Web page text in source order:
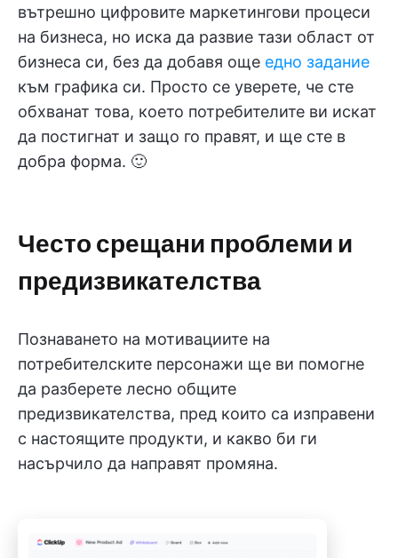
вътрешно цифровите маркетингови процеси
на бизнеса, но иска да развие тази област от
бизнеса си, без да добавя още едно задание
към графика си. Просто се уверете, че сте
обхванат това, което потребителите ви искат
да постигнат и защо го правят, и ще сте в
добра форма. 🙂
Често срещани проблеми и
предизвикателства
Познаването на мотивациите на
потребителските персонажи ще ви помогне
да разберете лесно общите
предизвикателства, пред които са изправени
с настоящите продукти, и какво би ги
насърчило да направят промяна.